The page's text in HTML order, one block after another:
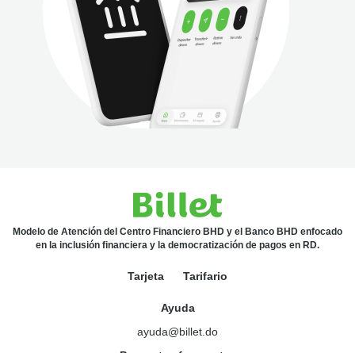
Modelo de Atención del Centro Financiero BHD y el Banco BHD enfocado
en la inclusión financiera y la democratización de pagos en RD.
Tarjeta Tarifario
Ayuda
ayuda@billet.do